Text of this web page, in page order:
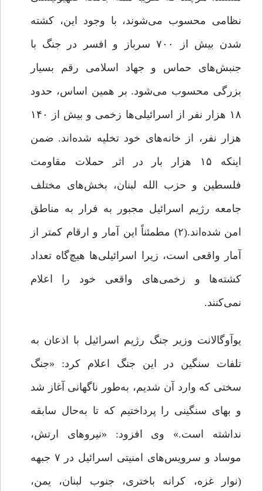
نظامی محسوب می‌شوند، با وجود این، کشته
شدن بیش از ۷۰۰ سرباز و افسر در جنگ با
جنبش‌های حماس و جهاد اسلامی رقم بسیار
بزرگی محسوب می‌شود. بر همین اساس، حدود
۱۸ هزار نفر از اسرائیلی‌ها زخمی و بیش از ۱۴۰
هزار نفر، از خانه‌های خود تخلیه شده‌اند. ضمن
اینکه ۱۵ هزار بار در اثر حملات مقاومت
فلسطین و حزب الله لبنان، بخش‌های مختلف
جامعه رژیم اسرائیل مجبور به فرار به مناطق
امن شده‌اند.(۲) مطمئناً این آمار و ارقام کمتر از
آمار واقعی است، زیرا اسرائیلی‌ها هیچ‌گاه تعداد
کشته‌ها و زخمی‌های واقعی خود را اعلام
نمی‌کنند.
‏یوآوگالانت وزیر جنگ رژیم اسرائیل با اذعان به
تلفات سنگین در این جنگ اعلام کرد: «جنگ
سختی که وارد آن شدیم، به‌طور ناگهانی آغاز شد
و بهای سنگینی را پرداختیم که تا به‌حال سابقه
نداشته است.» وی افزود: «نیروهای ارتش،
موساد و سرویس‌های امنیتی اسرائیل در ۷ جبهه
(نوار غزه، کرانه باختری، جنوب لبنان، یمن،